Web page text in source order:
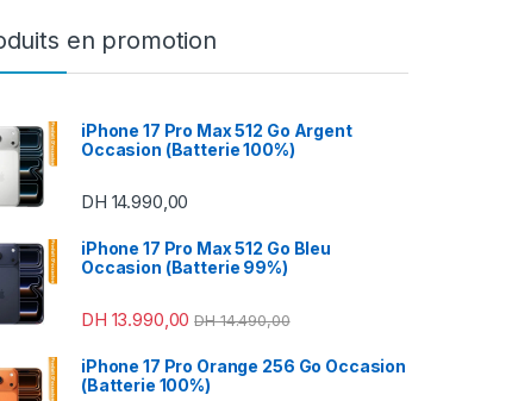
DH 470,00
en promotion
iPhone 17 Pro Max 512 Go Argent
Occasion (Batterie 100%)
DH 14.990,00
iPhone 17 Pro Max 512 Go Bleu
Occasion (Batterie 99%)
DH 13.990,00 DH14.490,00
iPhone 17 Pro Orange 256 Go Occasion
(Batterie 100%)